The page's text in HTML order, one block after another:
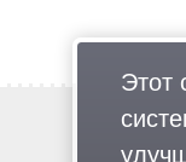
Этот